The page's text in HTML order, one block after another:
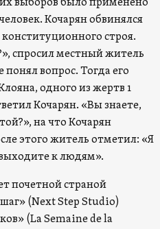
выборов было применено
Кочарян обвинялся
строя.
спросил местный житель
вопрос. Тогда его
одного из жертв 1
Кочарян. «Вы знаете,
на что Кочарян
этого житель отметил: «Я
к людям».
почетной страной
(Next Step Studio)
(La Semaine de la